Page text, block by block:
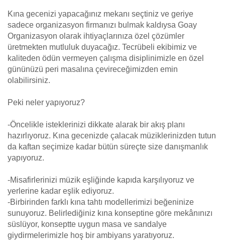
Kına gecenizi yapacağınız mekanı seçtiniz ve geriye
sadece organizasyon firmanızı bulmak kaldıysa Goay
Organizasyon olarak ihtiyaçlarınıza özel çözümler
üretmekten mutluluk duyacağız. Tecrübeli ekibimiz ve
kaliteden ödün vermeyen çalışma disiplinimizle en özel
gününüzü peri masalına çevireceğimizden emin
olabilirsiniz.
Peki neler yapıyoruz?
-Öncelikle isteklerinizi dikkate alarak bir akış planı
hazırlıyoruz. Kına gecenizde çalacak müziklerinizden tutun
da kaftan seçimize kadar bütün süreçte size danışmanlık
yapıyoruz.
-Misafirlerinizi müzik eşliğinde kapıda karşılıyoruz ve
yerlerine kadar eşlik ediyoruz.
-Birbirinden farklı kına tahtı modellerimizi beğeninize
sunuyoruz. Belirlediğiniz kına konseptine göre mekânınızı
süslüyor, konseptte uygun masa ve sandalye
giydirmelerimizle hoş bir ambiyans yaratıyoruz.